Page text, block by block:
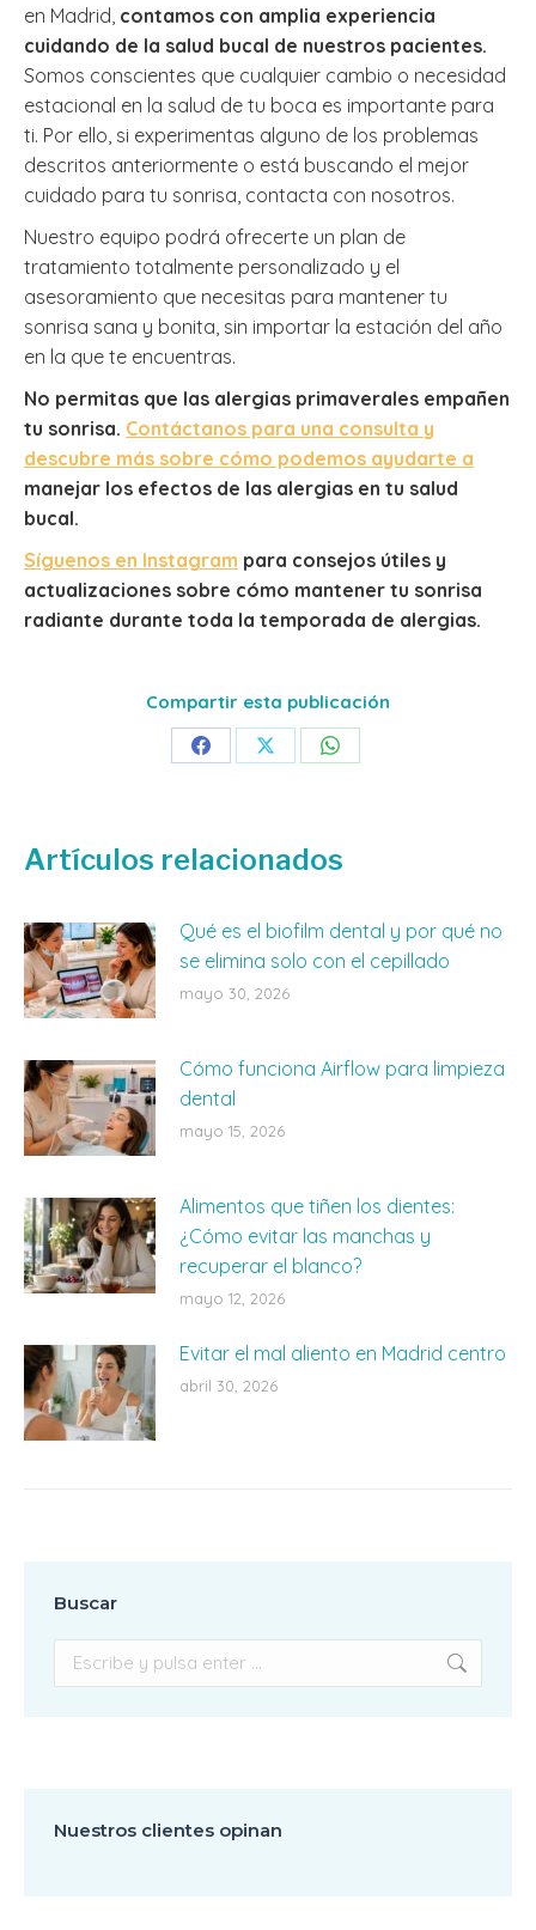
en Madrid, contamos con amplia experiencia
cuidando de la salud bucal de nuestros pacientes.
Somos conscientes que cualquier cambio o necesidad
estacional en la salud de tu boca es importante para
ti. Por ello, si experimentas alguno de los problemas
descritos anteriormente o está buscando el mejor
cuidado para tu sonrisa, contacta con nosotros.
Nuestro equipo podrá ofrecerte un plan de
tratamiento totalmente personalizado y el
asesoramiento que necesitas para mantener tu
sonrisa sana y bonita, sin importar la estación del año
en la que te encuentras.
No permitas que las alergias primaverales empañen
tu sonrisa. Contáctanos para una consulta y
descubre más sobre cómo podemos ayudarte a
manejar los efectos de las alergias en tu salud
bucal.
Síguenos en Instagram para consejos útiles y
actualizaciones sobre cómo mantener tu sonrisa
radiante durante toda la temporada de alergias.
Compartir esta publicación
Share Share Share
Artículos relacionados
Qué es el biofilm dental y por qué no
se elimina solo con el cepillado
mayo 30, 2026
Cómo funciona Airflow para limpieza
dental
mayo 15, 2026
Alimentos que tiñen los dientes:
¿Cómo evitar las manchas y
recuperar el blanco?
mayo 12, 2026
Evitar el mal aliento en Madrid centro
abril 30, 2026
Buscar
Nuestros clientes opinan